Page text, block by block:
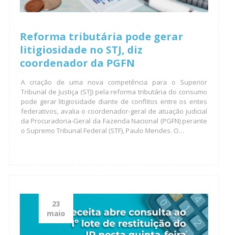
Reforma tributária pode gerar
litigiosidade no STJ, diz
coordenador da PGFN
A criação de uma nova competência para o Superior
Tribunal de Justiça (STJ) pela reforma tributária do consumo
pode gerar litigiosidade diante de conflitos entre os entes
federativos, avalia o coordenador-geral de atuação judicial
da Procuradoria-Geral da Fazenda Nacional (PGFN) perante
o Supremo Tribunal Federal (STF), Paulo Mendes. O…
23
maio